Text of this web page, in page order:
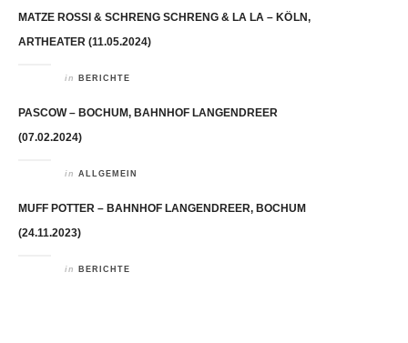
MATZE ROSSI & SCHRENG SCHRENG & LA LA – KÖLN,
ARTHEATER (11.05.2024)
in BERICHTE
PASCOW – BOCHUM, BAHNHOF LANGENDREER
(07.02.2024)
in ALLGEMEIN
MUFF POTTER – BAHNHOF LANGENDREER, BOCHUM
(24.11.2023)
in BERICHTE